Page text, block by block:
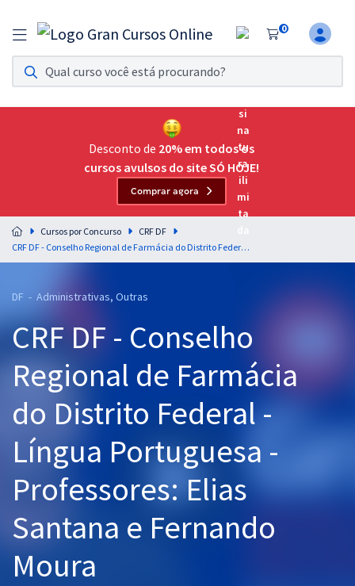
0
Assinatura Ilimitada 11
Acesso a todos os cursos. Teste grátis por 7 dias!
Assinatura OAB Até Passar
Acesso ilimitado a toda preparação para o Exame da
Residências Multiprofissionais
Preparação completa e intensiva para as principais
residências em saúde do Brasil
Cursos 20% OFF
Pós
Graduação
OAB
Mentorias
Questões grátis
Desconto de 20% em todos os
cursos avulsos do site SÓ HOJE!
Comprar agora
Cursos por Concurso
CRF DF
CRF DF - Conselho Regional de Farmácia do Distrito Federal - Língua Portuguesa - Professores: Elias Santana e Fernando Moura
DF - Administrativas, Outras
CRF DF - Conselho
Regional de Farmácia
do Distrito Federal -
Língua Portuguesa -
Professores: Elias
Santana e Fernando
Moura